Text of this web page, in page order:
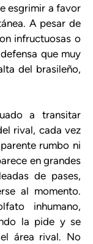
esgrimir a favor
A pesar de
infructuosas o
que muy
del brasileño,
a transitar
rival, cada vez
rumbo ni
en grandes
de pases,
al momento.
inhumano,
la pide y se
área rival. No